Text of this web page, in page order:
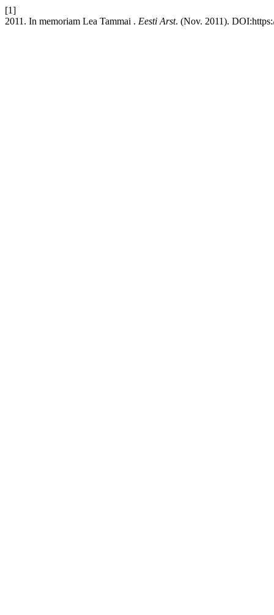
[1]
2011. In memoriam Lea Tammai . Eesti Arst. (Nov. 2011).